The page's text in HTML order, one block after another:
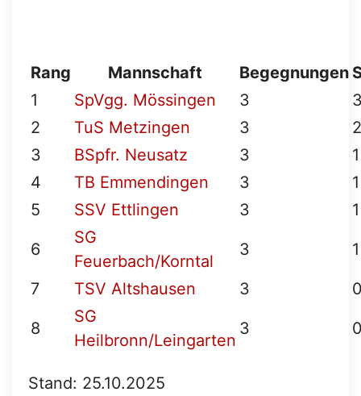
Rang Mannschaft Begegnungen
1
SpVgg. Mössingen 3
2
TuS Metzingen 3
2
3
BSpfr. Neusatz 3
1
4
TB Emmendingen 3
1
5
SSV Ettlingen 3 1
6
SG
Feuerbach/Korntal
3 1
7 TSV Altshausen 3
8
SG
Heilbronn/Leingarten
3
Stand: 25.10.2025